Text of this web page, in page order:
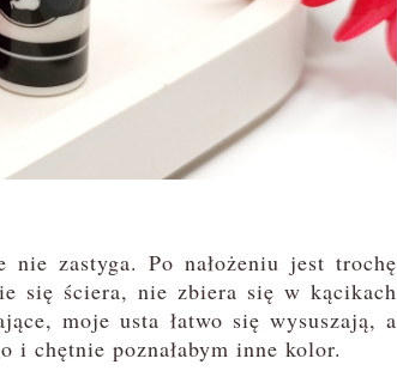
zastyga. Po nałożeniu jest trochę
się ściera, nie zbiera się w kącikach
moje usta łatwo się wysuszają, a
chętnie poznałabym inne kolor.